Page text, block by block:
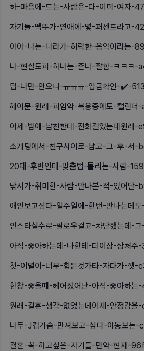
하-마음에-드는-사람은-다-이미-여자-
자기들-떽뚜가-연애에-몇-퍼센트라고-
아아-나는-나라가-허락한-음악이라는-
나-현실도피-하나는-존나-잘함-ㅋㅋㅋ
딥-나만-안오니-ㅠㅠㅠ-입금확인-✔️-
헤이문-원래-피임약-복용중에도-캘린
어제-밤에-남친한테-전화걸었는데원래
소개팅에서-친구사이로-남고-그-후-서-
20대-후반인데-맞춤법-틀리는-사람-
낚시가-취미한-사람-만나본-적-있어단
애인보고싶다-일주일에-한번-만나는데
인스타실수로-팔로우걸고-차단했는데-
아직-좋아하는데-나한테-더이상-상처
첫-이별이-너무-힘든것가타-자다가-깻-
한창-좋을때-헤어졌어난-아직-좋아하
원래-결혼-생각-없었는데이제-안정감
나두-J컵가슴-만져보고-싶다-야동보는-
결혼-꼭-하고싶은-자기들-만약-현재-